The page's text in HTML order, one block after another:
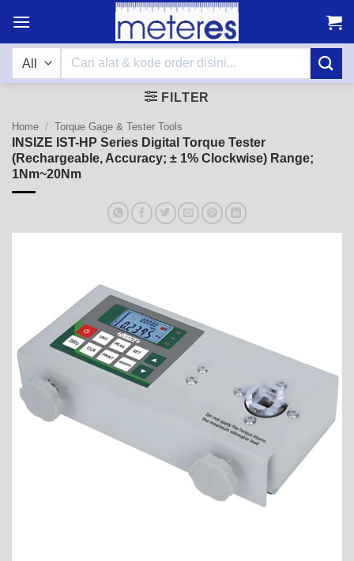
content
Search
FILTER
Home / Torque Gage & Tester Tools
INSIZE IST-HP Series Digital Torque Tester
(Rechargeable, Accuracy; ± 1% Clockwise) Range;
1Nm~20Nm